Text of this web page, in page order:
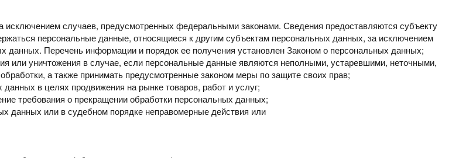
исключением случаев, предусмотренных федеральными законами. Сведения предоставляются субъекту
персональные данные, относящиеся к другим субъектам персональных данных, за исключением
данных. Перечень информации и порядок ее получения установлен Закономо персональных данных;
или уничтожения в случае, если персональные данные являются неполными, устаревшими, неточными,
а также принимать предусмотренные законом меры по защите своих прав;
данных в целях продвижения на рынке товаров, работ и услуг;
требования о прекращении обработки персональных данных;
данных или в судебном порядке неправомерные действия или